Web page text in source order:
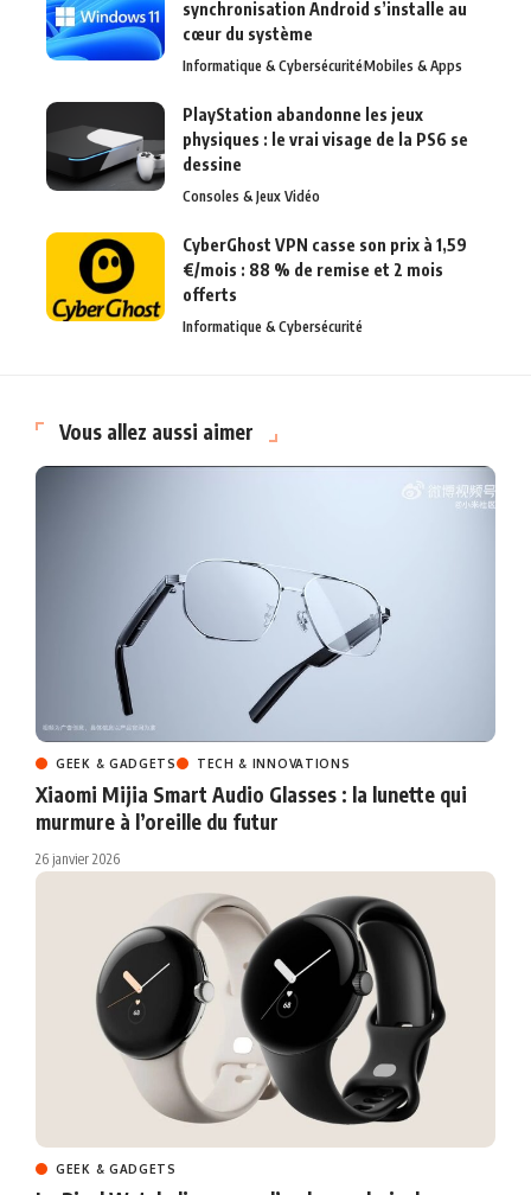
synchronisation Android s’installe au
cœur du système
Informatique & CybersécuritéMobiles & Apps
PlayStation abandonne les jeux
physiques : le vrai visage de la PS6 se
dessine
Consoles & Jeux Vidéo
CyberGhost VPN casse son prix à 1,59
€/mois : 88 % de remise et 2 mois
offerts
Informatique & Cybersécurité
Vous allez aussi aimer
GEEK & GADGETS TECH & INNOVATIONS
Xiaomi Mijia Smart Audio Glasses : la lunette qui
murmure à l’oreille du futur
26 janvier 2026
GEEK & GADGETS